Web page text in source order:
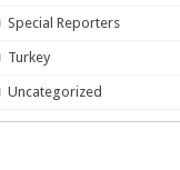
Special Reporters
Turkey
Uncategorized